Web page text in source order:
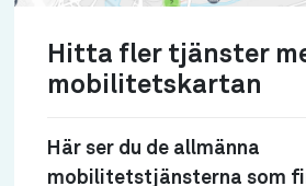
Hitta fler tjänster
mobilitetskartan
Här ser du de allmänna
mobilitetstjänsterna som